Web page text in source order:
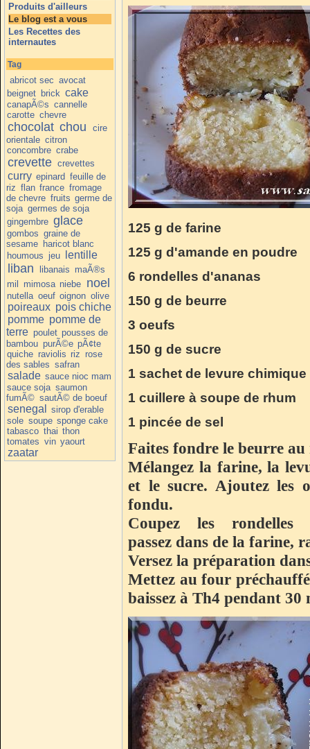
Produits d'ailleurs
Le blog est a vous
Les Recettes des
internautes
Tag
abricot sec avocat
beignet brick cake
canapÃ©s cannelle
carotte chevre
chocolat chou
cire
orientale citron
concombre crabe
crevette crevettes
curry epinard feuille de
riz flan france fromage
de chevre fruits germe de
soja germes de soja
gingembre glace
gombos graine de
sesame haricot blanc
houmous jeu lentille
liban libanais maÃ®s
mil mimosa niebe noel
nutella oeuf oignon olive
poireaux pois chiche
pomme pomme de
terre poulet pousses de
bambou purÃ©e pÃ¢te
quiche raviolis riz rose
des sables safran
salade sauce nioc mam
sauce soja saumon
fumÃ© sautÃ© de boeuf
senegal
sirop d'erable
sole soupe sponge cake
tabasco thai thon
tomates vin yaourt
zaatar
125 g de farine
125 g d'amande en poudre
6 rondelles d'ananas
150 g de beurre
3 oeufs
150 g de sucre
1 sachet de levure chimique
1 cuillere à soupe de rhum
1 pincée de sel
Faites fondre le beurre
Mélangez la farine, la
et le sucre. Ajoutez les
fondu.
Coupez les
passez dans de la farine,
Versez la préparation
Mettez au four
baissez à Th4 pendant 30